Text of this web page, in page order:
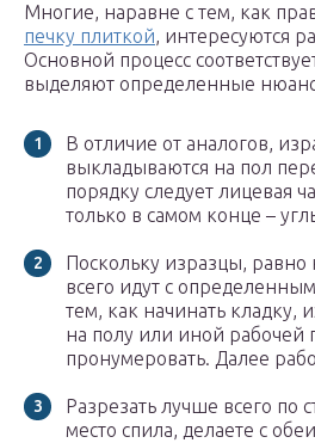
Многие, наравне с тем, как
печку плиткой, интересуются
Основной процесс
выделяют определенные
В отличие от аналогов,
выкладываются на пол
порядку следует лицевая
только в самом конце –
Поскольку изразцы,
всего идут с
тем, как начинать кладку,
на полу или иной рабочей
пронумеровать. Далее
Разрезать лучше всего по
место спила, делаете с